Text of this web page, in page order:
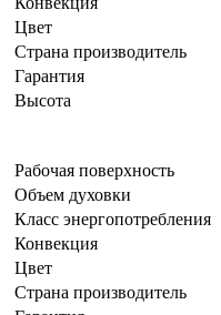
Цвет
Страна производитель
Гарантия
Высота
Рабочая поверхность
Объем духовки
Класс энергопотребления
Конвекция
Цвет
Страна производитель